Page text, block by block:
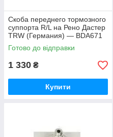
Скоба переднего тормозного
суппорта R/L на Рено Дастер
TRW (Германия) — BDA671
Готово до відправки
1 330 ₴
Купити